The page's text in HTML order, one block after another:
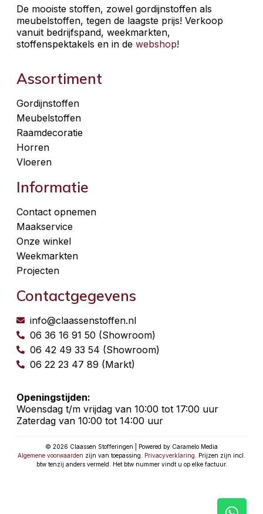
De mooiste stoffen, zowel gordijnstoffen als
meubelstoffen, tegen de laagste prijs! Verkoop
vanuit bedrijfspand, weekmarkten,
stoffenspektakels en in de webshop!
Assortiment
Gordijnstoffen
Meubelstoffen
Raamdecoratie
Horren
Vloeren
Informatie
Contact opnemen
Maakservice
Onze winkel
Weekmarkten
Projecten
Contactgegevens
info@claassenstoffen.nl
06 36 16 91 50 (Showroom)
06 42 49 33 54 (Showroom)
06 22 23 47 89 (Markt)
Openingstijden:
Woensdag t/m vrijdag van 10:00 tot 17:00 uur
Zaterdag van 10:00 tot 14:00 uur
© 2026 Claassen Stofferingen | Powered by Caramelo Media
Algemene voorwaarden zijn van toepassing. Privacyverklaring . Prijzen zijn incl.
btw tenzij anders vermeld. Het btw nummer vindt u op elke factuur.